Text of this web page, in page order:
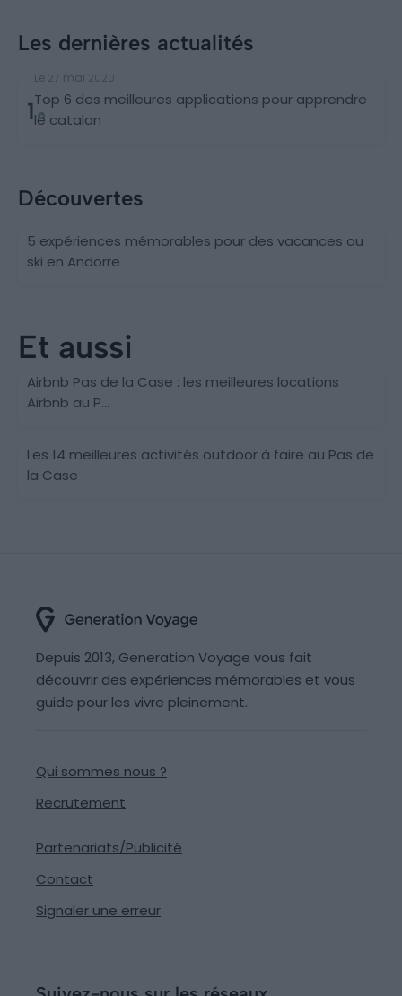
Les dernières actualités
1
Le 27 mai 2020
Top 6 des meilleures applications pour apprendre
le catalan
Découvertes
5 expériences mémorables pour des vacances au
ski en Andorre
Et aussi
Airbnb Pas de la Case : les meilleures locations
Airbnb au P...
Les 14 meilleures activités outdoor à faire au Pas de
la Case
Depuis 2013, Generation Voyage vous fait
découvrir des expériences mémorables et vous
guide pour les vivre pleinement.
Qui sommes nous ?
Recrutement
Partenariats/Publicité
Contact
Signaler une erreur